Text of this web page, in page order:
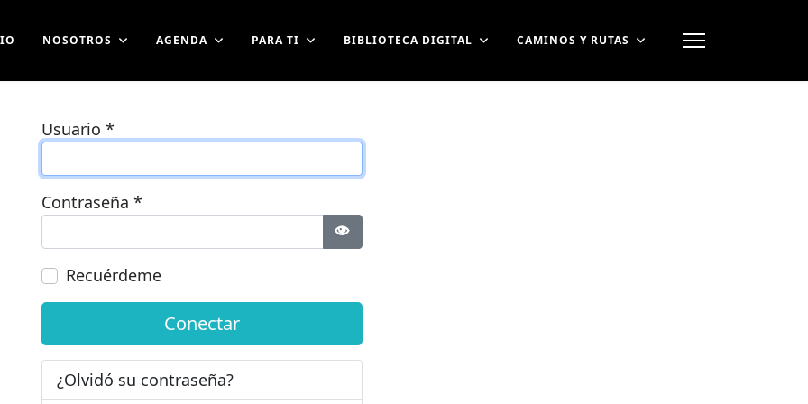
NOSOTROS AGENDA PARA TI BIBLIOTECA DIGITAL CAMINOS Y RUTAS
Usuario *
Contraseña *
Mostrar contraseña
Recuérdeme
Conectar
¿Olvidó su contraseña?